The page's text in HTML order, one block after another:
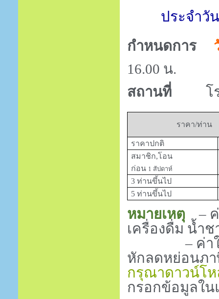
ประจำวั
กำหนดการ
16.00 น.
สถานที่
โรง
ราคา/ท่าน
ราคาปกติ
สมาชิก,โอน
ก่อน 1 สัปดาห์
3 ท่านขึ้นไป
5 ท่านขึ้นไป
หมายเหตุ
–
เครื่องดื่ม น้ำ
– ค่าใช้จ่า
หักลดหย่อนภ
กรุณาดาวน์โ
กรอกข้อมูลใน